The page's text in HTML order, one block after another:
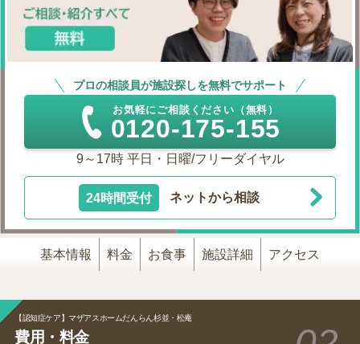
プロの相談員が施設探しを無料でサポート
お気軽にご相談ください（無料）
0120-175-155
9～17時 平日・日曜/フリーダイヤル
24時間受付 ネットから相談
基本情報 料金 お食事 施設詳細 アクセス
【認知症ケア】マザアスホームだんらん杉並・松庵
費用・料金